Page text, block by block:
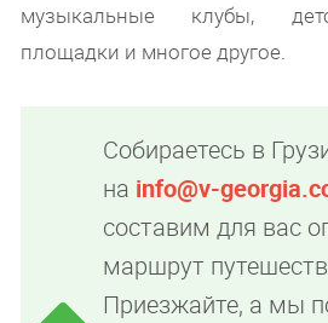
музыкальные клубы,
площадки и многое другое.
Собираетесь в
на info@v-
составим для вас
маршрут
Приезжайте, а мы